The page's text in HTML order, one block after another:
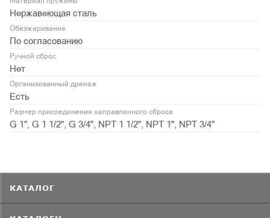
Нержавеющая сталь
Обезжиривание
По согласованию
Ручной сброс
Нет
Организованный дренаж
Есть
Размер присоединения направленного сброса
G 1", G 1 1/2", G 3/4", NPT 1 1/2", NPT 1", NPT 3/4"
КАТАЛОГ